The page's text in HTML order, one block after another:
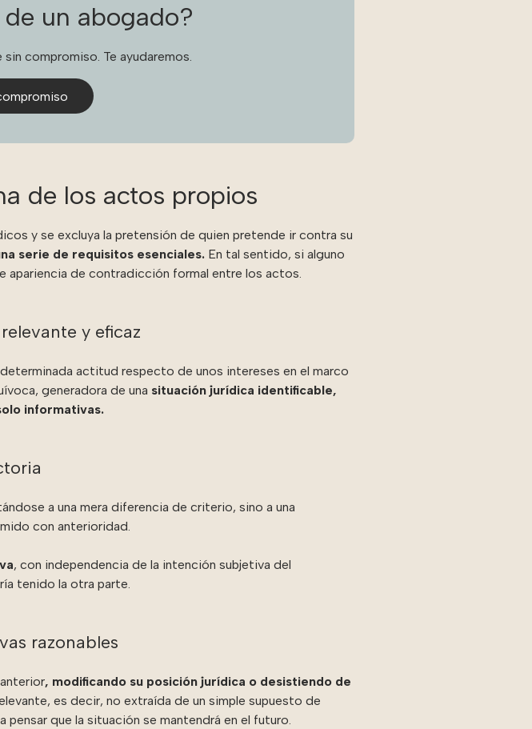
un abogado?
compromiso. Te ayudaremos.
de los actos propios
y se excluya la pretensión de quien pretende ir contra su
serie de requisitos esenciales. En tal sentido, si alguno
apariencia de contradicción formal entre los actos.
y eficaz
actitud respecto de unos intereses en el marco
generadora de una situación jurídica identificable,
informativas.
a una mera diferencia de criterio, sino a una
con anterioridad.
, con independencia de la intención subjetiva del
tenido la otra parte.
razonables
, modificando su posición jurídica o desistiendo de
es decir, no extraída de un simple supuesto de
que la situación se mantendrá en el futuro.